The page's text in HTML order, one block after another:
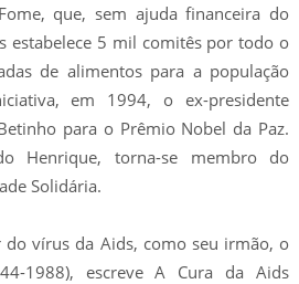
que, sem ajuda financeira do
estabelece 5 mil comitês por todo o
de alimentos para a população
em 1994, o ex-presidente
para o Prêmio Nobel da Paz.
Henrique, torna-se membro do
Solidária.
vírus da Aids, como seu irmão, o
1988), escreve A Cura da Aids